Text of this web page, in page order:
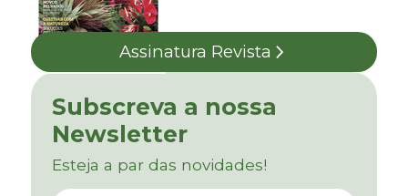
Assinatura Revista
Subscreva a nossa
Newsletter
Esteja a par das novidades!